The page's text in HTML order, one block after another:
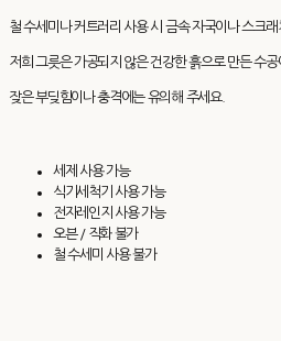
철 수세미나 커트러리 사용 시 금속 자국이나 스크래
저희 그릇은 가공되지 않은 건강한 흙으로 만든 수공
잦은 부딪힘이나 충격에는 유의해 주세요.
세제 사용 가능
식기세척기 사용 가능
전자레인지 사용 가능
오븐 / 직화 불가
철 수세미 사용 불가